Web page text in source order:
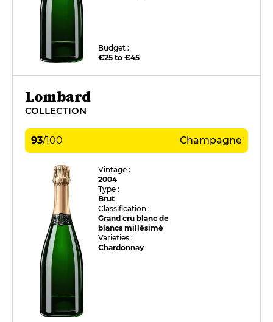
Budget :
€25 to €45
Lombard
COLLECTION
93/100 Champagne
Vintage :
2004
Type :
Brut
Classification :
Grand cru blanc de
blancs millésimé
Varieties :
Chardonnay